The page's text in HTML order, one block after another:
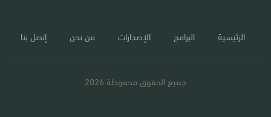
الرئيسية البرامج الإصدارات من نحن إتصل بنا
جميع الحقوق محفوظة 2026